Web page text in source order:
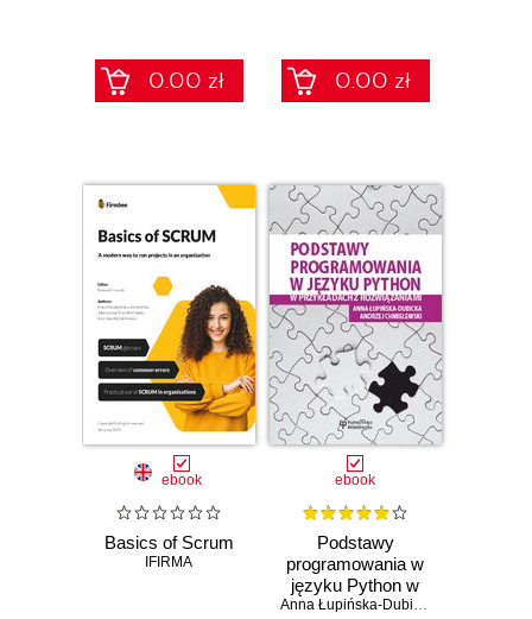
0.00 zł 0.00 zł
ebook
Basics of Scrum
IFIRMA
ebook
Podstawy
programowania w
języku Python w
przykładach z Anna Łupińska-Dubicka